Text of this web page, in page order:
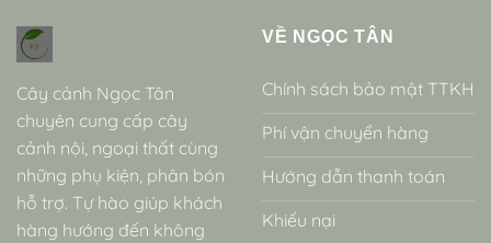
Cây cảnh Ngọc Tân
chuyên cung cấp cây
cảnh nội, ngoại thất cùng
những phụ kiện, phân bón
hỗ trợ. Tự hào giúp khách
hàng hướng đến không
VỀ NGỌC TÂN
Chính sách bảo mật TTKH
Phí vận chuyển hàng
Hướng dẫn thanh toán
Khiếu nại